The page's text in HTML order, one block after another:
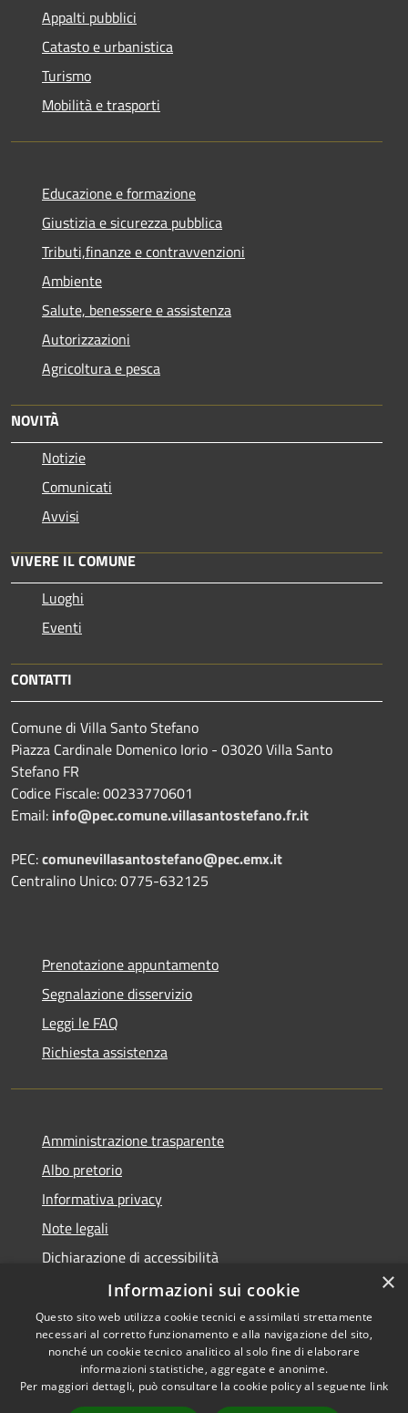
Appalti pubblici
Catasto e urbanistica
Turismo
Mobilità e trasporti
Educazione e formazione
Giustizia e sicurezza pubblica
Tributi,finanze e contravvenzioni
Ambiente
Salute, benessere e assistenza
Autorizzazioni
Agricoltura e pesca
NOVITÀ
Notizie
Comunicati
Avvisi
VIVERE IL COMUNE
Luoghi
Eventi
CONTATTI
Comune di Villa Santo Stefano
Piazza Cardinale Domenico Iorio - 03020 Villa Santo
Stefano FR
Codice Fiscale: 00233770601
Email: info@pec.comune.villasantostefano.fr.it
PEC:comunevillasantostefano@pec.emx.it
Centralino Unico: 0775-632125
Prenotazione appuntamento
Segnalazione disservizio
Leggi le FAQ
Richiesta assistenza
Amministrazione trasparente
Albo pretorio
Informativa privacy
Note legali
Dichiarazione di accessibilità
Meccanismo di Feedback
RSS
Accessibilità
Copyright © 2026 • Comune di
×
Informazioni sui cookie
Questo sito web utilizza cookie tecnici e assimilati strettamente
necessari al corretto funzionamento e alla navigazione del sito,
nonché un cookie tecnico analitico al solo fine di elaborare
informazioni statistiche, aggregate e anonime.
Per maggiori dettagli, può consultare la cookie policy al seguente link